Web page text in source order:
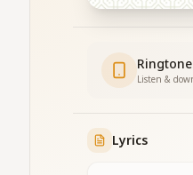
Listen &
Lyrics